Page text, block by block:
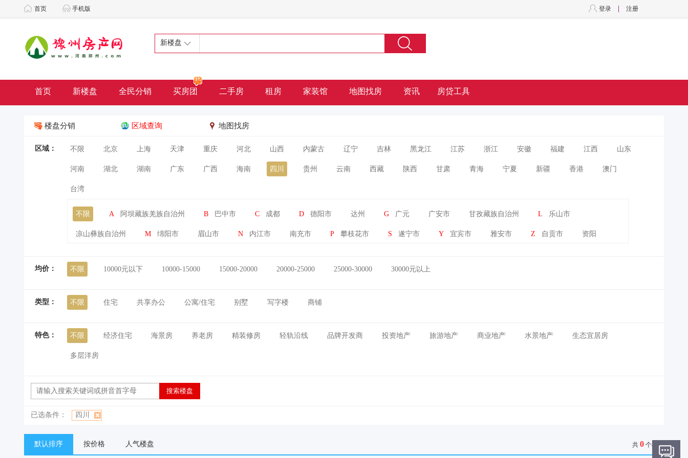
首页 手机版 注册
登录
新楼盘
首页 新楼盘 全民分销 买房团 二手房 租房 家装馆 地图找房 资讯 房贷工具
楼盘分销 区域查询 地图找房
区域： 不限 北京 上海 天津 重庆 河北 山西 内蒙古 辽宁 吉林 黑龙江 江苏 浙江 安徽 福建 江西 山东
河南 湖北 湖南 广东 广西 海南 四川 贵州 云南 西藏 陕西 甘肃 青海 宁夏 新疆 香港 澳门
台湾
不限 A 阿坝藏族羌族自治州 B 巴中市 C 成都 D 德阳市 达州 G 广元 广安市 甘孜藏族自治州 L 乐山市
凉山彝族自治州 M 绵阳市 眉山市 N 内江市 南充市 P 攀枝花市 S 遂宁市 Y 宜宾市 雅安市 Z 自贡市 资阳
均价： 不限 10000元以下 10000-15000 15000-20000 20000-25000 25000-30000 30000元以上
类型： 不限 住宅 共享办公 公寓/住宅 别墅 写字楼 商铺
特色： 不限 经济住宅 海景房 养老房 精装修房 轻轨沿线 品牌开发商 投资地产 旅游地产 商业地产 水景地产 生态宜居房
多层洋房
已选条件： 四川
默认排序 按价格 人气楼盘 共 0 个楼盘